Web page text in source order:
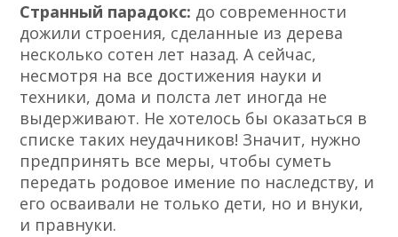
Странный парадокс: до современности
дожили строения, сделанные из дерева
несколько сотен лет назад. А сейчас,
несмотря на все достижения науки и
техники, дома и полста лет иногда не
выдерживают. Не хотелось бы оказаться в
списке таких неудачников! Значит, нужно
предпринять все меры, чтобы суметь
передать родовое имение по наследству, и
его осваивали не только дети, но и внуки,
и правнуки.